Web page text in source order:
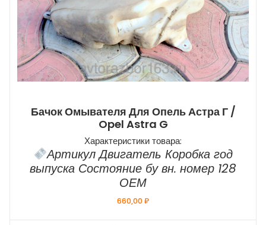
Бачок Омывателя Для Опель Астра Г /
Opel Astra G
Характеристики товара:
Артикул Двигатель Коробка год
выпуска Состояние бу вн. номер 128
ОЕМ
660,00₽